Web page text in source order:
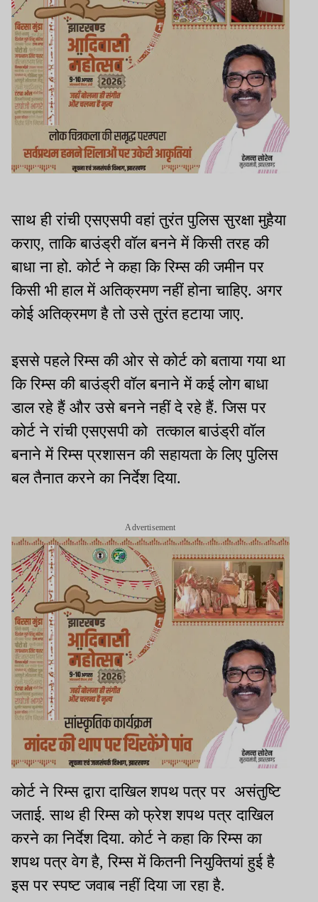
साथ ही रांची एसएसपी वहां तुरंत पुलिस सुरक्षा मुहैया
कराए, ताकि बाउंड्री वॉल बनने में किसी तरह की
बाधा ना हो. कोर्ट ने कहा कि रिम्स की जमीन पर
किसी भी हाल में अतिक्रमण नहीं होना चाहिए. अगर
कोई अतिक्रमण है तो उसे तुरंत हटाया जाए.
इससे पहले रिम्स की ओर से कोर्ट को बताया गया था
कि रिम्स की बाउंड्री वॉल बनाने में कई लोग बाधा
डाल रहे हैं और उसे बनने नहीं दे रहे हैं. जिस पर
कोर्ट ने रांची एसएसपी को तत्काल बाउंड्री वॉल
बनाने में रिम्स प्रशासन की सहायता के लिए पुलिस
बल तैनात करने का निर्देश दिया.
Advertisement
कोर्ट ने रिम्स द्वारा दाखिल शपथ पत्र पर असंतुष्टि
जताई. साथ ही रिम्स को फ्रेश शपथ पत्र दाखिल
करने का निर्देश दिया. कोर्ट ने कहा कि रिम्स का
शपथ पत्र वेग है, रिम्स में कितनी नियुक्तियां हुई है
इस पर स्पष्ट जवाब नहीं दिया जा रहा है.